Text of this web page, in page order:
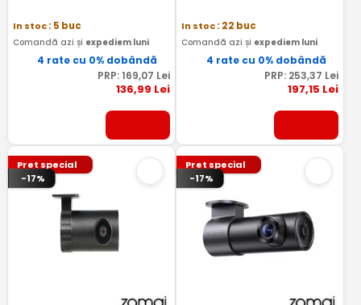
In stoc: 5 buc
Comandă azi și expediem luni
4 rate cu 0% dobândă
PRP: 169,07 Lei
136,99 Lei
In stoc: 22 buc
Comandă azi și expediem luni
4 rate cu 0% dobândă
PRP: 253,37 Lei
197,15 Lei
Pret special
-17%
Pret special
-17%